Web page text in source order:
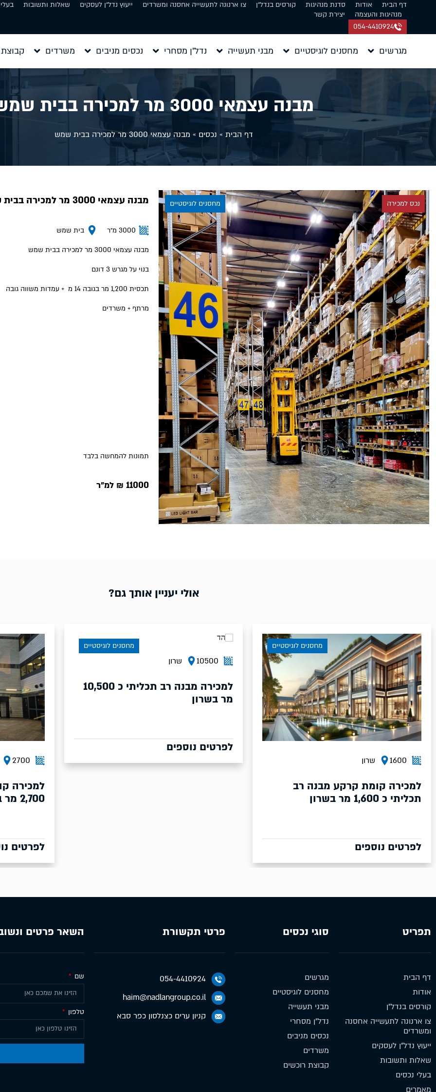
דף הבית אודות סדנת מנהיגות קורסים בנדל״ן צו ארנונה לתעשייה אחסנה ומשרדים ייעוץ נדל״ן לעסקים שאלות ותשובות
מנהיגות והעצמה
יצירת קשר
054-4410924
מגרשים מחסנים לוגיסטיים מבני תעשייה נדל״ן מסחרי נכסים מניבים משרדים
מבנה עצמאי 3000 מר למכירה בבית שמש
דף הבית » נכסים » מבנה עצמאי 3000 מר למכירה בבית שמש
מחסנים לוגיסטיים נכס למכירה מבנה עצמאי 3000 מר למכירה בבית שמש
3000 מ״ר בית שמש
מבנה עצמאי 3000 מר למכירה בבית שמש
בנוי על מגרש 3 דונם
תכסית 1,200 מר בגובה 14 מ + עמדות משווה גובה
מרתף + משרדים
תמונות להמחשה בלבד
11000 ₪ למ״ר
אולי יעניין אותך גם?
10500 שרון
למכירה מבנה רב תכליתי כ 10,500
מר בשרון
מחסנים לוגיסטיים
2700 שרון
מחסנים לוגיסטיים
2800
מר
תפריט
דף הבית
אודות
קורסים בנדל״ן
צו ארנונה לתעשייה אחסנה
ומשרדים
ייעוץ נדל״ן לעסקים
שאלות ותשובות
בעלי נכסים
מאמרים
סוגי נכסים
מגרשים
מחסנים לוגיסטיים
מבני תעשייה
נדל״ן מסחרי
נכסים מניבים
משרדים
קבוצת רוכשים
פרטי תקשורת
054-4410924
haim@nadlangroup.co.il
קניון ערים כצנלסון כפר סבא
השאר פרטים
שם
טלפון